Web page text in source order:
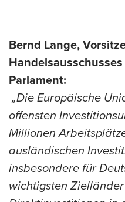
Bernd Lange,
Parlament:
„Die Europäische
offensten
Millionen
ausländischen
insbesondere für
wichtigsten